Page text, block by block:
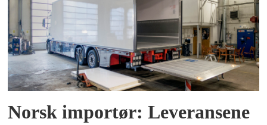
Norsk importør: Leveransene